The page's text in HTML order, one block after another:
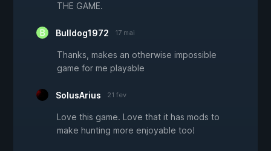
THE GAME.
Bulldog1972 17 mai
Thanks, makes an otherwise impossible
game for me playable
SolusArius 21 fev
Love this game. Love that it has mods to
make hunting more enjoyable too!